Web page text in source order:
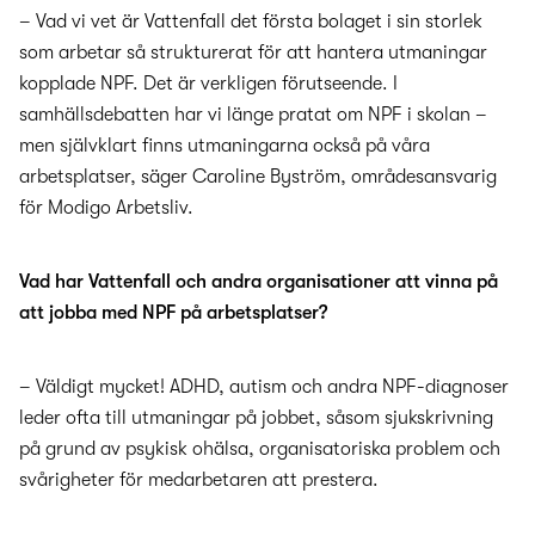
– Vad vi vet är Vattenfall det första bolaget i sin storlek
som arbetar så strukturerat för att hantera utmaningar
kopplade NPF. Det är verkligen förutseende. I
samhällsdebatten har vi länge pratat om NPF i skolan –
men självklart finns utmaningarna också på våra
arbetsplatser, säger Caroline Byström, områdesansvarig
för Modigo Arbetsliv.
Vad har Vattenfall och andra organisationer att vinna på
att jobba med NPF på arbetsplatser?
– Väldigt mycket! ADHD, autism och andra NPF-diagnoser
leder ofta till utmaningar på jobbet, såsom sjukskrivning
på grund av psykisk ohälsa, organisatoriska problem och
svårigheter för medarbetaren att prestera.